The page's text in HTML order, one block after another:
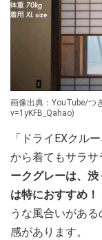
画像出典：YouTube/つ
v=1yKFB_Qahao)
「ドライEXクル
から着てもサラサ
ークグレーは、
は特におすすめ！
うな風合いがあ
感があります。